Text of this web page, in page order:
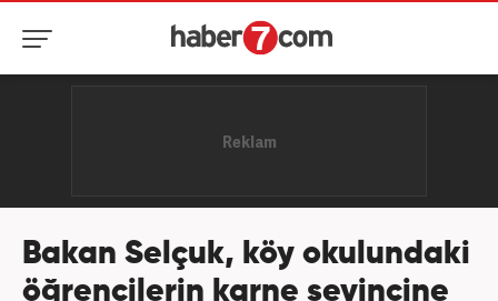
Bakan Selçuk, köy okulundaki
öğrencilerin karne sevincine